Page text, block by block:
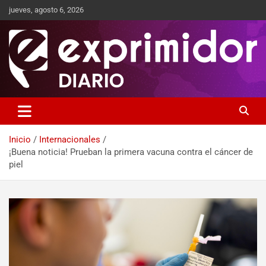
jueves, agosto 6, 2026
Exprimidor media
Inicio
Internacionales
¡Buena noticia! Prueban la primera vacuna contra el cáncer de
piel